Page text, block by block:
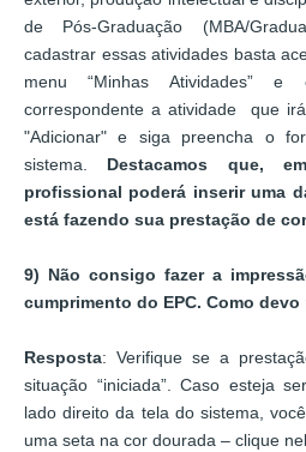
de Pós-Graduação (MBA/
cadastrar essas atividades basta
menu “Minhas Atividades”
correspondente a atividade que
"Adicionar" e siga preencha o
sistema. Destacamos que,
profissional poderá inserir uma
está fazendo sua prestação de
9) Não consigo fazer a
cumprimento do EPC. Como devo
Resposta: Verifique se a
situação “iniciada”. Caso esteja
lado direito da tela do sistema,
uma seta na cor dourada – clique